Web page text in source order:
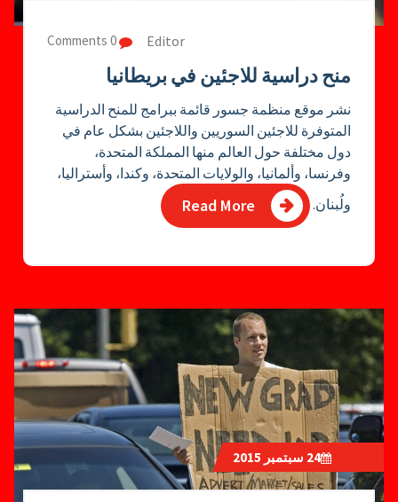
Editor
0 Comments
منح دراسية للاجئين في بريطانيا
نشر موقع منظمة جسور قائمة ببرامج للمنح الدراسية
المتوفرة للاجئين السوريين واللاجئين بشكل عام في
دول مختلفة حول العالم منها المملكة المتحدة،
وفرنسا، وألمانيا، والولايات المتحدة، وكندا، وأستراليا،
ولُبنان.
Read More
24سبتمبر 2015